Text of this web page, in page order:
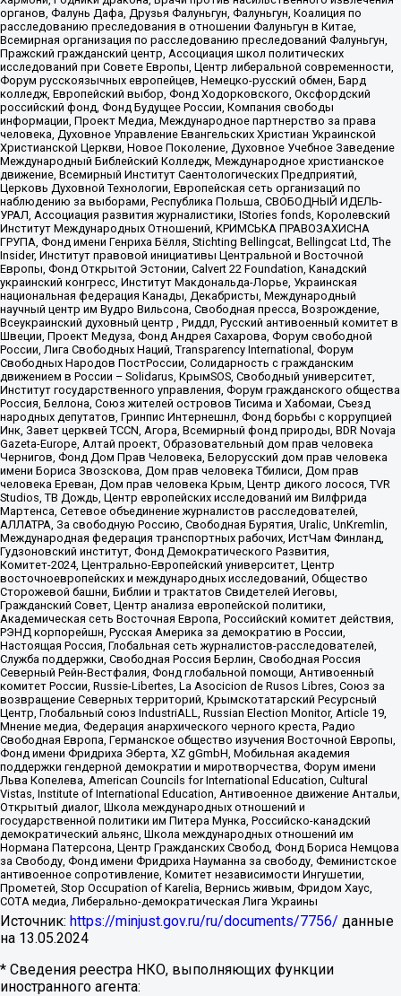
органов, Фалунь Дафа, Друзья Фалуньгун, Фалуньгун, Коалиция по
расследованию преследования в отношении Фалуньгун в Китае,
Всемирная организация по расследованию преследований Фалуньгун,
Пражский гражданский центр, Ассоциация школ политических
исследований при Совете Европы, Центр либеральной современности,
Форум русскоязычных европейцев, Немецко-русский обмен, Бард
колледж, Европейский выбор, Фонд Ходорковского, Оксфордский
российский фонд, Фонд Будущее России, Компания свободы
информации, Проект Медиа, Международное партнерство за права
человека, Духовное Управление Евангельских Христиан Украинской
Христианской Церкви, Новое Поколение, Духовное Учебное Заведение
Международный Библейский Колледж, Международное христианское
движение, Всемирный Институт Саентологических Предприятий,
Церковь Духовной Технологии, Европейская сеть организаций по
наблюдению за выборами, Республика Польша, СВОБОДНЫЙ ИДЕЛЬ-
УРАЛ, Ассоциация развития журналистики, IStories fonds, Королевский
Институт Международных Отношений, КРИМСЬКА ПРАВОЗАХИСНА
ГРУПА, Фонд имени Генриха Бёлля, Stichting Bellingcat, Bellingcat Ltd, The
Insider, Институт правовой инициативы Центральной и Восточной
Европы, Фонд Открытой Эстонии, Calvert 22 Foundation, Канадский
украинский конгресс, Институт Макдональда-Лорье, Украинская
национальная федерация Канады, Декабристы, Международный
научный центр им Вудро Вильсона, Свободная пресса, Возрождение,
Всеукраинский духовный центр , Риддл, Русский антивоенный комитет в
Швеции, Проект Медуза, Фонд Андрея Сахарова, Форум свободной
России, Лига Свободных Наций, Transparеncy International, Форум
Свободных Народов ПостРоссии, Солидарность с гражданским
движением в России – Solidarus, КрымSOS, Свободный университет,
Институт государственного управления, Форум гражданского общества
Россия, Беллона, Союз жителей островов Тисима и Хабомаи, Съезд
народных депутатов, Гринпис Интернешнл, Фонд борьбы с коррупцией
Инк, Завет церквей TCCN, Агора, Всемирный фонд природы, BDR Novaja
Gazeta-Europe, Алтай проект, Образовательный дом прав человека
Чернигов, Фонд Дом Прав Человека, Белорусский дом прав человека
имени Бориса Звозскова, Дом прав человека Тбилиси, Дом прав
человека Ереван, Дом прав человека Крым, Центр дикого лосося, TVR
Studios, ТВ Дождь, Центр европейских исследований им Вилфрида
Мартенса, Сетевое объединение журналистов расследователей,
АЛЛАТРА, За свободную Россию, Свободная Бурятия, Uralic, UnKremlin,
Международная федерация транспортных рабочих, ИстЧам Финланд,
Гудзоновский институт, Фонд Демократического Развития,
Комитет-2024, Центрально-Европейский университет, Центр
восточноевропейских и международных исследований, Общество
Сторожевой башни, Библии и трактатов Свидетелей Иеговы,
Гражданский Совет, Центр анализа европейской политики,
Академическая сеть Восточная Европа, Российский комитет действия,
РЭНД корпорейшн, Русская Америка за демократию в России,
Настоящая Россия, Глобальная сеть журналистов-расследователей,
Служба поддержки, Свободная Россия Берлин, Свободная Россия
Северный Рейн-Вестфалия, Фонд глобальной помощи, Антивоенный
комитет России, Russie-Libertes, La Asocicion de Rusos Libres, Союз за
возвращение Северных территорий, Крымскотатарский Ресурсный
Центр, Глобальный союз IndustriALL, Russian Election Monitor, Article 19,
Мнение медиа, Федерация анархического черного креста, Радио
Свободная Европа, Германское общество изучения Восточной Европы,
Фонд имени Фридриха Эберта, XZ gGmbH, Мобильная академия
поддержки гендерной демократии и миротворчества, Форум имени
Льва Копелева, American Councils for International Education, Cultural
Vistas, Institute of International Education, Антивоенное движение Антальи,
Открытый диалог, Школа международных отношений и
государственной политики им Питера Мунка, Российско-канадский
демократический альянс, Школа международных отношений им
Нормана Патерсона, Центр Гражданских Свобод, Фонд Бориса Немцова
за Свободу, Фонд имени Фридриха Науманна за свободу, Феминистское
антивоенное сопротивление, Комитет независимости Ингушетии,
Прометей, Stop Occupation of Karelia, Вернись живым, Фридом Хаус,
СОТА медиа, Либерально-демократическая Лига Украины
Источник: https://minjust.gov.ru/ru/documents/7756/ данные
на 13.05.2024
* Сведения реестра НКО, выполняющих функции
иностранного агента: